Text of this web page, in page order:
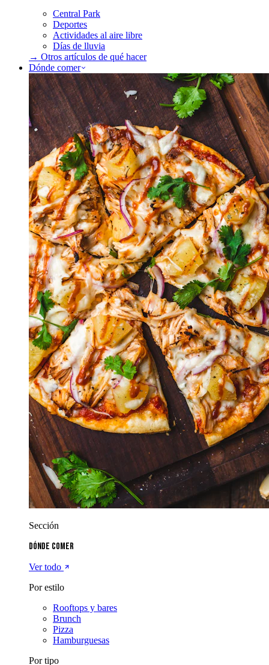
Central Park
Deportes
Actividades al aire libre
Días de lluvia
→ Otros artículos de qué hacer
Dónde comer
Sección
Dónde comer
Ver todo
Por estilo
Rooftops y bares
Brunch
Pizza
Hamburguesas
Por tipo